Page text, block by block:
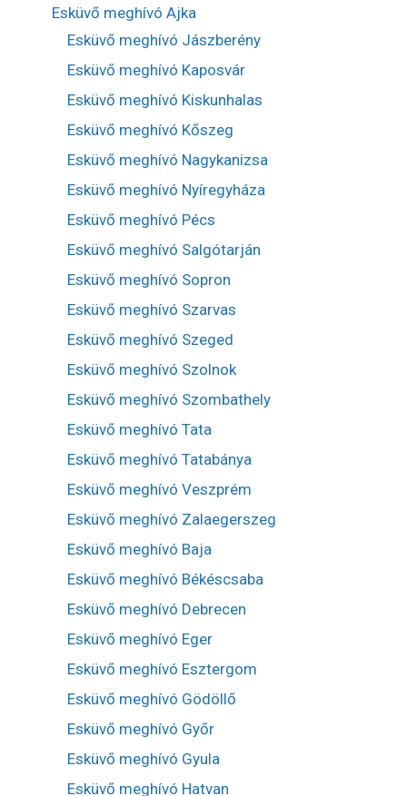
Esküvő meghívó Ajka
Esküvő meghívó Jászberény
Esküvő meghívó Kaposvár
Esküvő meghívó Kiskunhalas
Esküvő meghívó Kőszeg
Esküvő meghívó Nagykanizsa
Esküvő meghívó Nyíregyháza
Esküvő meghívó Pécs
Esküvő meghívó Salgótarján
Esküvő meghívó Sopron
Esküvő meghívó Szarvas
Esküvő meghívó Szeged
Esküvő meghívó Szolnok
Esküvő meghívó Szombathely
Esküvő meghívó Tata
Esküvő meghívó Tatabánya
Esküvő meghívó Veszprém
Esküvő meghívó Zalaegerszeg
Esküvő meghívó Baja
Esküvő meghívó Békéscsaba
Esküvő meghívó Debrecen
Esküvő meghívó Eger
Esküvő meghívó Esztergom
Esküvő meghívó Gödöllő
Esküvő meghívó Győr
Esküvő meghívó Gyula
Esküvő meghívó Hatvan